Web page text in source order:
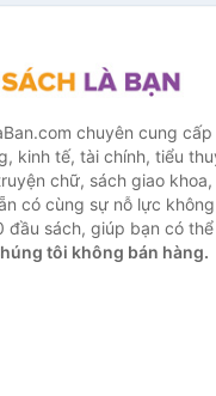
chuyên cung
kinh tế, tài chính, tiểu
chữ, sách giao
có cùng sự nỗ lực
đầu sách, giúp bạn có
tôi không bán hàng.